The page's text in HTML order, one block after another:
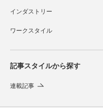
インダストリー
ワークスタイル
記事スタイルから探す
連載記事